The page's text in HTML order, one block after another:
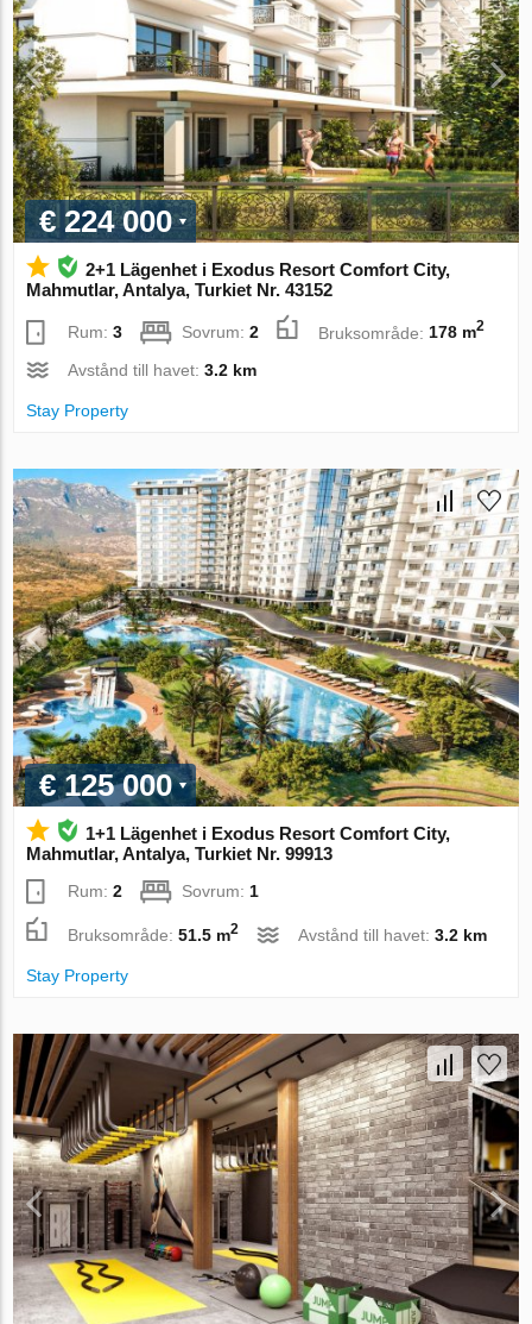
€ 224 000
2+1 Lägenhet i Exodus Resort Comfort City,
Mahmutlar, Antalya, Turkiet Nr. 43152
Rum:3 Sovrum:2 Bruksområde:178 m2
Avstånd till havet:3.2 km
Stay Property
€ 125 000
1+1 Lägenhet i Exodus Resort Comfort City,
Mahmutlar, Antalya, Turkiet Nr. 99913
Rum:2 Sovrum: 1
Bruksområde:51.5 m2 Avstånd till havet:3.2 km
Stay Property